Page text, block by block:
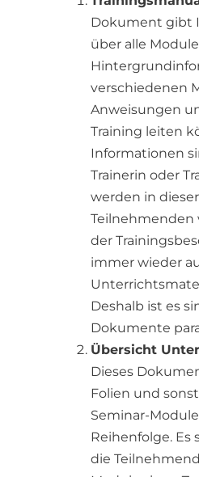
Dokument gibt
über alle
verschiedenen
Anweisungen
Training leiten
Informationen
Trainerin oder
werden in
Teilnehmenden
der
immer wieder
Deshalb ist es
Dokumente
Übersicht
Dieses
Folien und
Seminar-
Reihenfolge. Es
die